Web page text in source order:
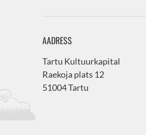
AADRESS
Tartu Kultuurkapital
Raekoja plats 12
51004 Tartu